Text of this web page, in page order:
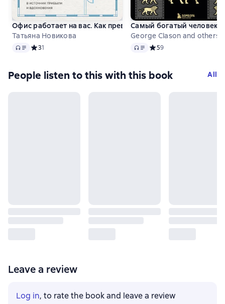
Офис работает на вас. Как превратить рабочее
Татьяна Новикова
Audio Средний рейтинг 3 на основе 1 оценок
31
Самый богатый человек
George Clason and others
Audio Средний рейтинг 5 на
59
People listen to this with this book All
Leave a review
Log in, to rate the book and leave a review